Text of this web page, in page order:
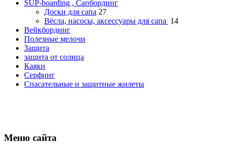
SUP-boarding , Сапбординг
Доски для сапа 27
Вёсла, насосы, аксессуары для сапа 14
Вейкбординг
Полезные мелочи
Защита
защита от солнца
Каяки
Серфинг
Спасательные и защитные жилеты
Меню сайта